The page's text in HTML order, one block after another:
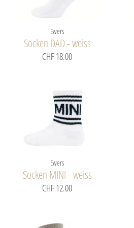
Ewers
Socken DAD - weiss
CHF 18.00
Ewers
Socken MINI - weiss
CHF 12.00